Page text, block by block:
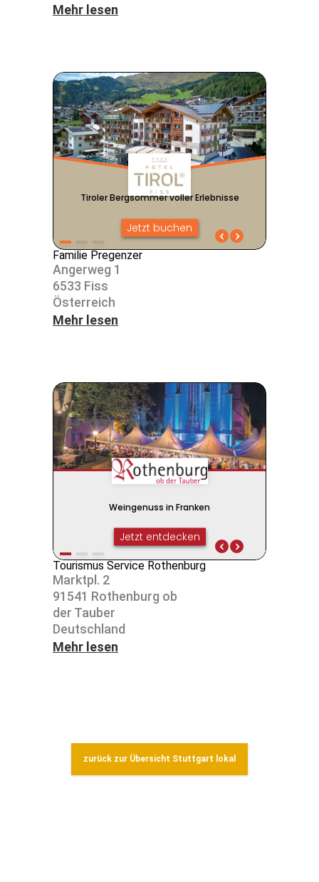
Mehr lesen
Familie Pregenzer
Angerweg 1
6533 Fiss
Öster­reich
Mehr lesen
Tourismus Service Rothenburg
Marktpl. 2
91541 Rothen­burg ob
der Tauber
Deutsch­land
Mehr lesen
zurück zur Übersicht Stuttgart lokal